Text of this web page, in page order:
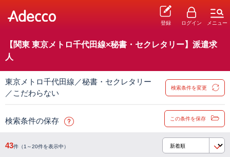
登録 ログイン メニュー
【関東 東京メトロ千代田線×秘書・セクレタリー】派遣求
人
東京メトロ千代田線／秘書・セクレタリー
／こだわらない
検索条件を変更
検索条件の保存 この条件を保存
43件（1～20件を表示中）